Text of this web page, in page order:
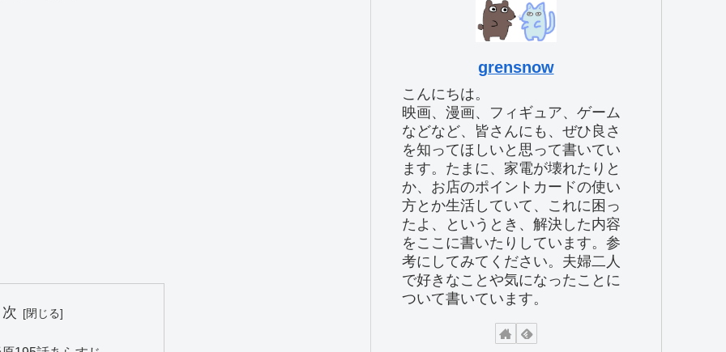
grensnow
こんにちは。
映画、漫画、フィギュア、ゲーム
などなど、皆さんにも、ぜひ良さ
を知ってほしいと思って書いてい
ます。たまに、家電が壊れたりと
か、お店のポイントカードの使い
方とか生活していて、これに困っ
たよ、というとき、解決した内容
をここに書いたりしています。参
考にしてみてください。夫婦二人
で好きなことや気になったことに
ついて書いています。